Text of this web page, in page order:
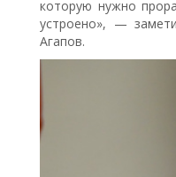
которую нужно
устроено», —
Агапов.